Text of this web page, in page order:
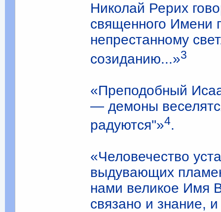
Николай Рерих
священного Имени
непрестанному
созиданию...»3
«Преподобный
— демоны
радуются''»4.
«Человечество
выдувающих
нами великое Имя
связано и знание,